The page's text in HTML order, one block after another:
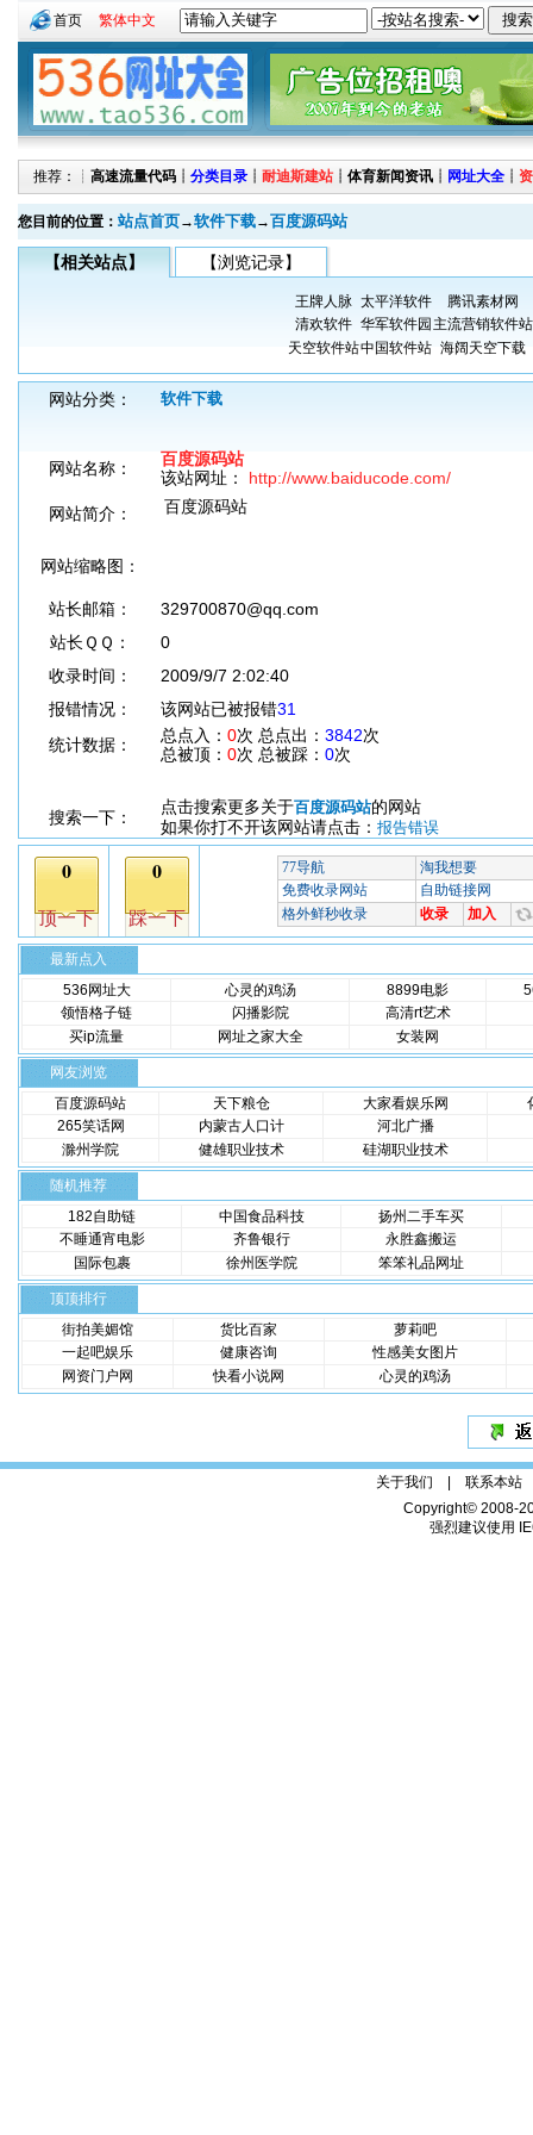
首页 繁体中文
推荐：┊ 高速流量代码 ┊ 分类目录 ┊ 耐迪斯建站 ┊ 体育新闻资讯 ┊ 网址大全 ┊
您目前的位置： 站点首页→软件下载→百度源码站
【相关站点】 【浏览记录】
王牌人脉 太平洋软件
腾讯素材网
清欢软件 华军软件园 主流营销软件站
天空软件站中国软件站 海阔天空下载
网站分类： 软件下载
网站名称：
百度源码站
该站网址： http://www.baiducode.com/
网站简介：
百度源码站
网站缩略图：
站长邮箱：
329700870@qq.com
站长ＱＱ：
0
收录时间：
2009/9/7 2:02:40
报错情况：
该网站已被报错31
统计数据：
总点入： 0次 总点出： 3842次
总被顶： 0次 总被踩： 0次
搜索一下：
点击搜索更多关于百度源码站的网站
如果你打不开该网站请点击： 报告错误
最新点入
536网址大
心灵的鸡汤 8899电影
领悟格子链
闪播影院
高清rt艺术
买ip流量
网址之家大全 女装网
网友浏览
百度源码站
天下粮仓 大家看娱乐网
265笑话网
内蒙古人口计
河北广播
滁州学院
健雄职业技术 硅湖职业技术
随机推荐
182自助链
中国食品科技
扬州二手车买
不睡通宵电影
齐鲁银行
永胜鑫搬运
国际包裹
徐州医学院 笨笨礼品网址
顶顶排行
街拍美媚馆
货比百家
萝莉吧
一起吧娱乐
健康咨询
性感美女图片
网资门户网
快看小说网 心灵的鸡汤
关于我们 | 联系本站
Copyright© 2008-
强烈建议使用